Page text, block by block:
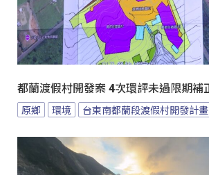
都蘭渡假村開發案 4次環評未過限期補
原鄉 環境 台東南都蘭段渡假村開發計畫